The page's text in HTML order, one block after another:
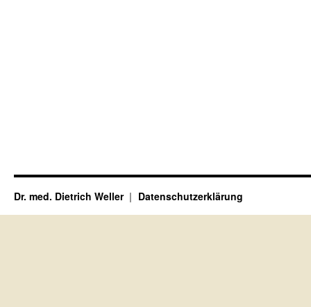
Dr. med. Dietrich Weller Datenschutzerklärung